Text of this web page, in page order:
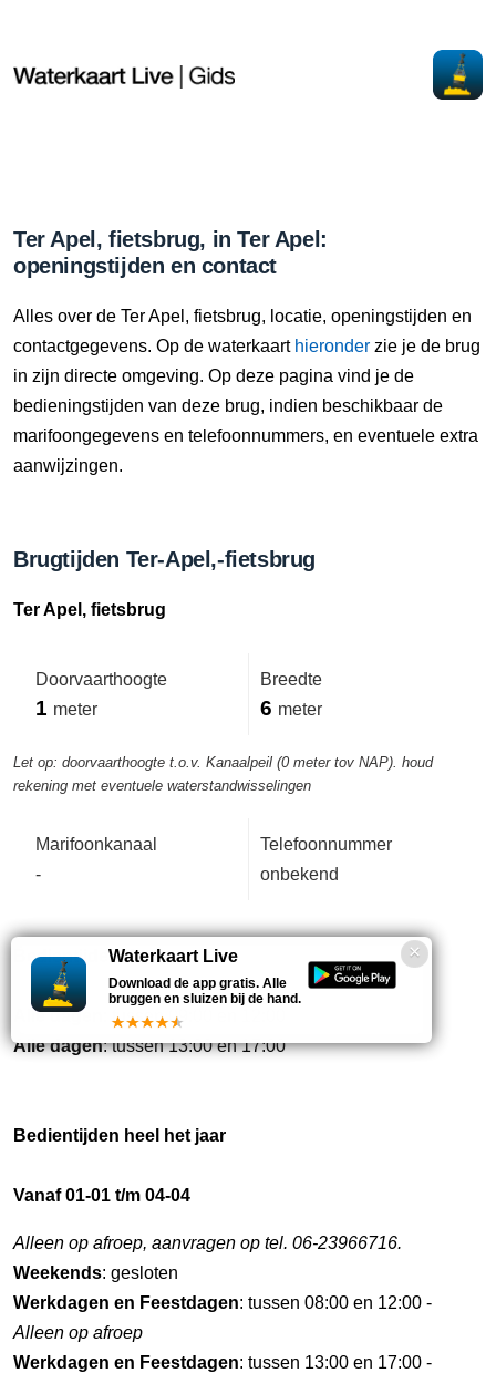
Ter Apel, fietsbrug, in Ter Apel:
openingstijden en contact
Alles over de Ter Apel, fietsbrug, locatie, openingstijden en
contactgegevens. Op de waterkaart hieronder zie je de brug
in zijn directe omgeving. Op deze pagina vind je de
bedieningstijden van deze brug, indien beschikbaar de
marifoongegevens en telefoonnummers, en eventuele extra
aanwijzingen.
Brugtijden Ter-Apel,-fietsbrug
Ter Apel, fietsbrug
Doorvaarthoogte
1 meter
Breedte
6 meter
Let op: doorvaarthoogte t.o.v. Kanaalpeil (0 meter tov NAP). houd
rekening met eventuele waterstandwisselingen
Marifoonkanaal
-
Telefoonnummer
onbekend
Bedientijden deze week
Alle dagen
: tussen 09:00 en 12:00
Alle dagen: tussen 13:00 en 17:00
Bedientijden heel het jaar
Vanaf 01-01 t/m 04-04
Alleen op afroep, aanvragen op tel. 06-23966716.
Weekends: gesloten
Werkdagen en Feestdagen: tussen 08:00 en 12:00 -
Alleen op afroep
Werkdagen en Feestdagen: tussen 13:00 en 17:00 -
Waterkaart Live
Download de app gratis. Alle
bruggen en sluizen bij de hand.